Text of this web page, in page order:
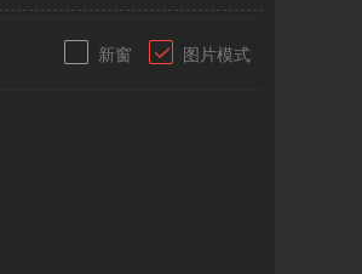
新窗 图片模式